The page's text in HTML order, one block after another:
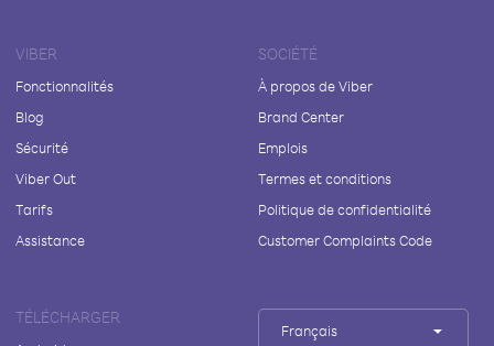
VIBER
Fonctionnalités
Blog
Sécurité
Viber Out
Tarifs
Assistance
SOCIÉTÉ
À propos de Viber
Brand Center
Emplois
Termes et conditions
Politique de confidentialité
Customer Complaints Code
TÉLÉCHARGER
Français